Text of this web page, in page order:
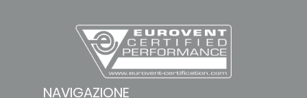
AURA 210 92
NAVIGAZIONE